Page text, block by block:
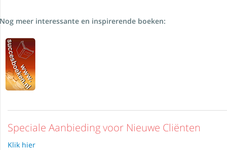
Nog meer interessante en inspirerende boeken:
Speciale Aanbieding voor Nieuwe Cliënten
Klik hier